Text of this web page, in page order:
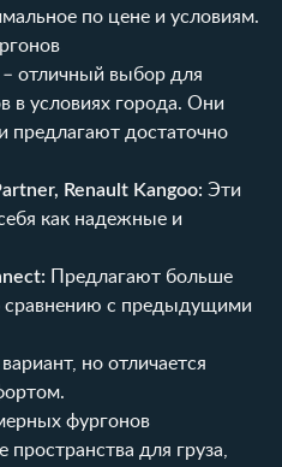
по цене и условиям.
отличный выбор для
в условиях города. Они
предлагают достаточно
Renault Kangoo: Эти
как надежные и
Предлагают больше
сравнению с предыдущими
но отличается
фургонов
для груза,